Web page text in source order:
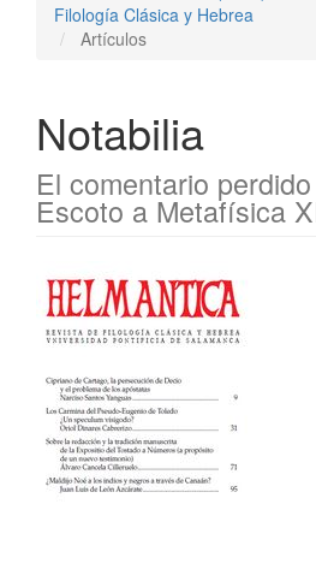
Filología Clásica y Hebrea
Artículos
Notabilia
El comentario
Escoto a Metafísica
Barra
lateral
del
artículo